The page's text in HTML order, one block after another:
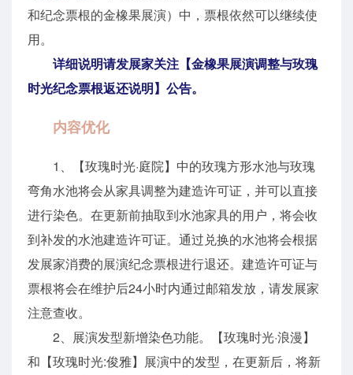
和纪念票根的金橡果展演）中，票根依然可以继续使
用。
详细说明请发展家关注【金橡果展演调整与玫瑰
时光纪念票根返还说明】公告。
内容优化
1、【玫瑰时光·庭院】中的玫瑰方形水池与玫瑰
弯角水池将会从家具调整为建造许可证，并可以直接
进行染色。在更新前抽取到水池家具的用户，将会收
到补发的水池建造许可证。通过兑换的水池将会根据
发展家消费的展演纪念票根进行退还。建造许可证与
票根将会在维护后24小时内通过邮箱发放，请发展家
注意查收。
2、展演发型新增染色功能。【玫瑰时光·浪漫】
和【玫瑰时光:俊雅】展演中的发型，在更新后，将新